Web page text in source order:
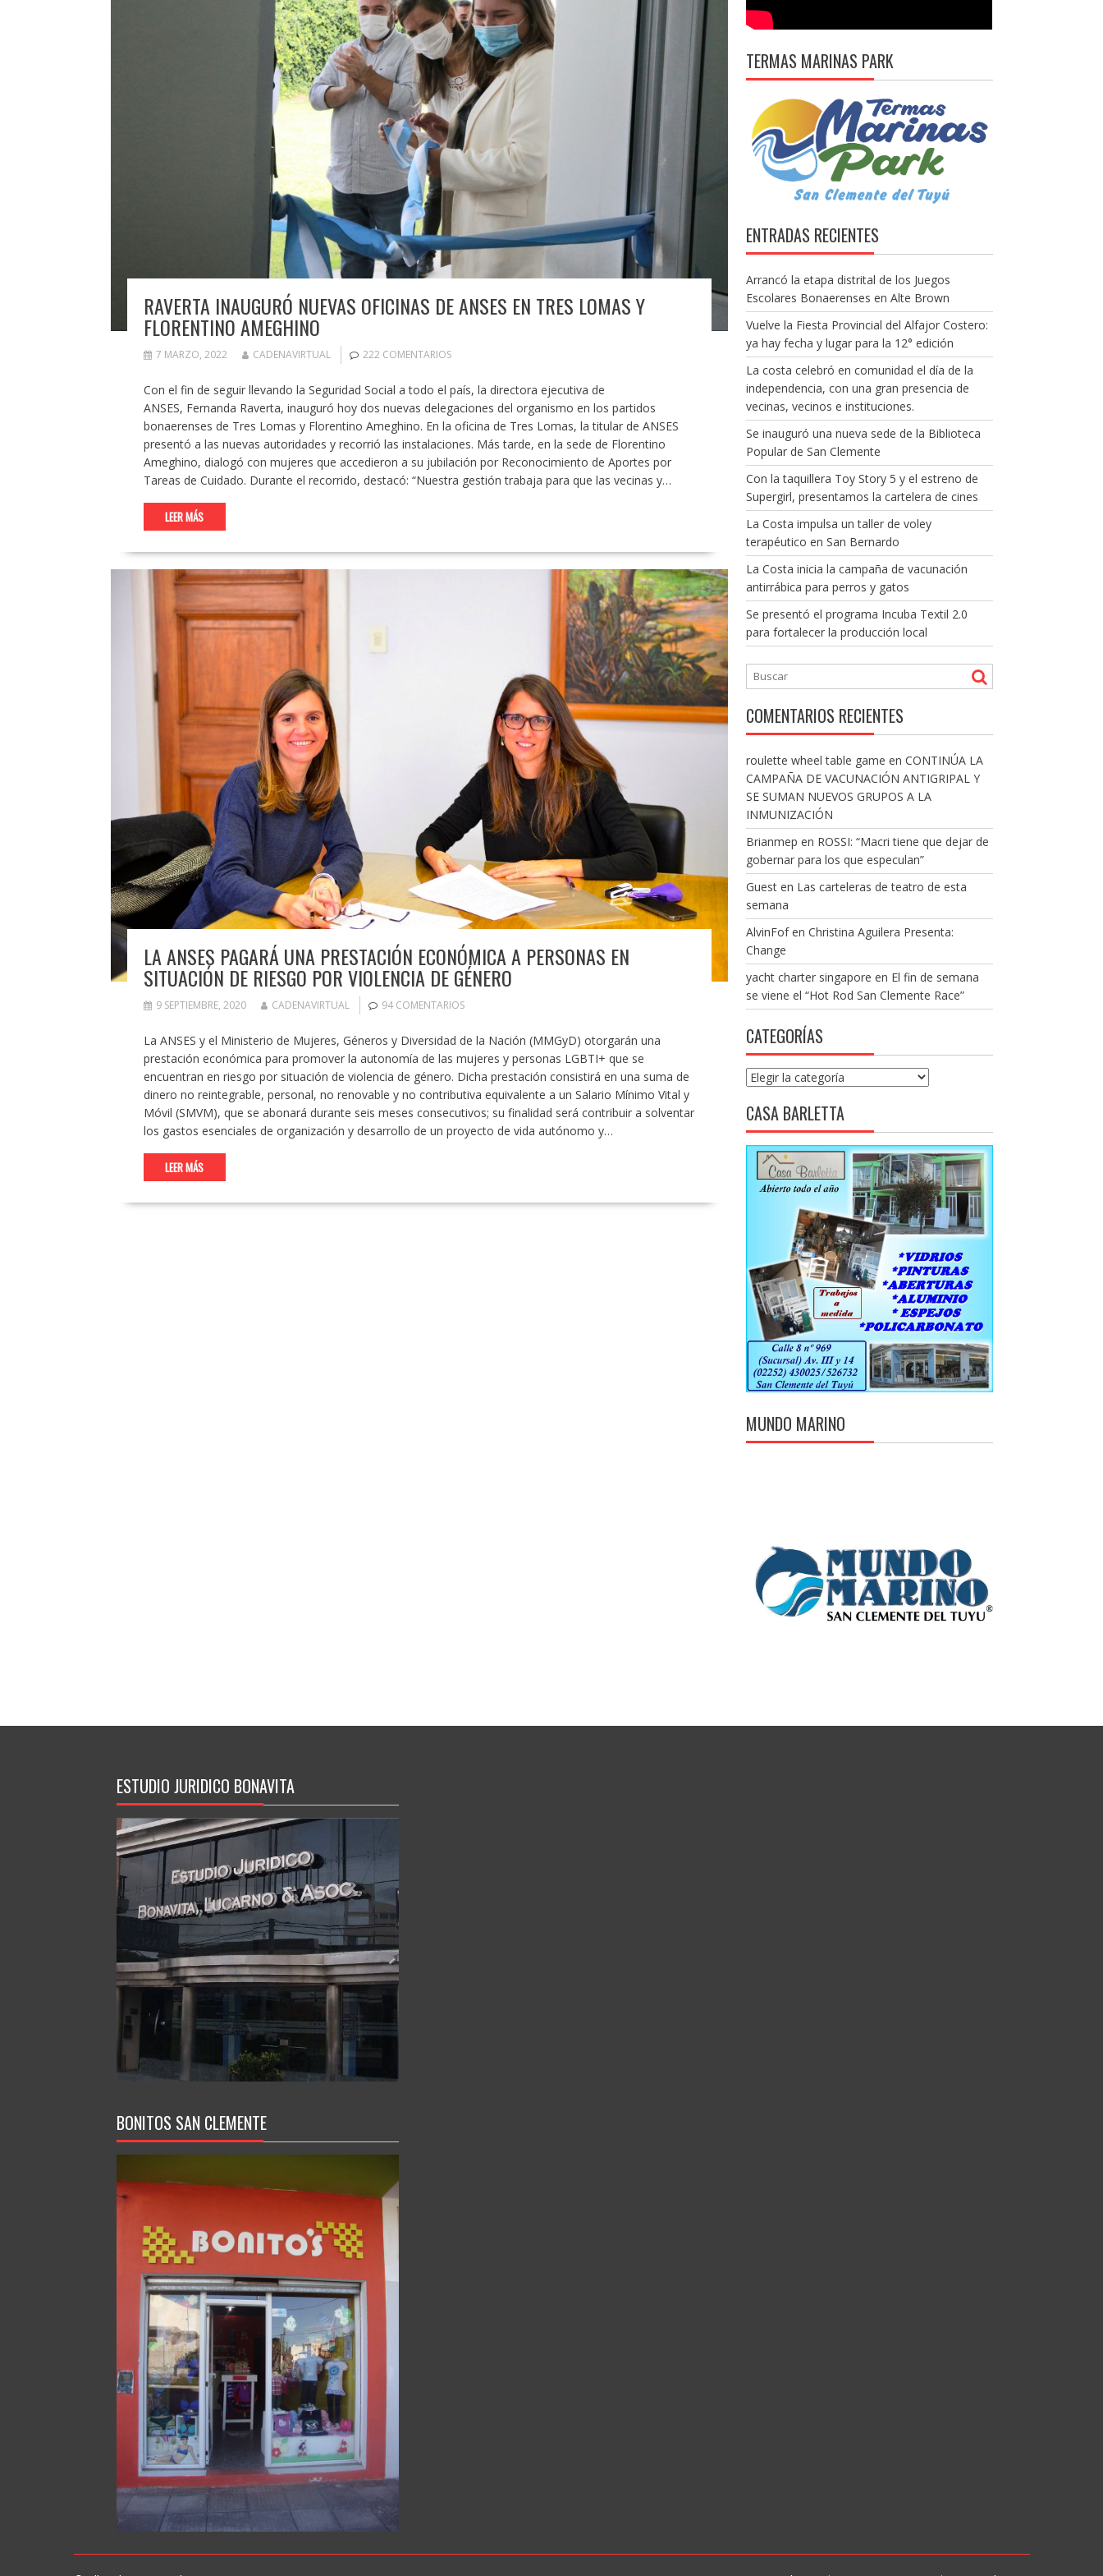
RAVERTA INAUGURÓ NUEVAS OFICINAS DE ANSES EN TRES LOMAS Y
FLORENTINO AMEGHINO
7 MARZO, 2022 CADENAVIRTUAL 222 COMENTARIOS
Con el fin de seguir llevando la Seguridad Social a todo el país, la directora ejecutiva de
ANSES, Fernanda Raverta, inauguró hoy dos nuevas delegaciones del organismo en los partidos
bonaerenses de Tres Lomas y Florentino Ameghino. En la oficina de Tres Lomas, la titular de ANSES
presentó a las nuevas autoridades y recorrió las instalaciones. Más tarde, en la sede de Florentino
Ameghino, dialogó con mujeres que accedieron a su jubilación por Reconocimiento de Aportes por
Tareas de Cuidado. Durante el recorrido, destacó: “Nuestra gestión trabaja para que las vecinas y…
LEER MÁS
LA ANSES PAGARÁ UNA PRESTACIÓN ECONÓMICA A PERSONAS EN
SITUACIÓN DE RIESGO POR VIOLENCIA DE GÉNERO
9 SEPTIEMBRE, 2020 CADENAVIRTUAL 94 COMENTARIOS
La ANSES y el Ministerio de Mujeres, Géneros y Diversidad de la Nación (MMGyD) otorgarán una
prestación económica para promover la autonomía de las mujeres y personas LGBTI+ que se
encuentran en riesgo por situación de violencia de género. Dicha prestación consistirá en una suma de
dinero no reintegrable, personal, no renovable y no contributiva equivalente a un Salario Mínimo Vital y
Móvil (SMVM), que se abonará durante seis meses consecutivos; su finalidad será contribuir a solventar
los gastos esenciales de organización y desarrollo de un proyecto de vida autónomo y…
LEER MÁS
TERMAS MARINAS PARK
ENTRADAS RECIENTES
Arrancó la etapa distrital de los Juegos
Escolares Bonaerenses en Alte Brown
Vuelve la Fiesta Provincial del Alfajor Costero:
ya hay fecha y lugar para la 12° edición
La costa celebró en comunidad el día de la
independencia, con una gran presencia de
vecinas, vecinos e instituciones.
Se inauguró una nueva sede de la Biblioteca
Popular de San Clemente
Con la taquillera Toy Story 5 y el estreno de
Supergirl, presentamos la cartelera de cines
La Costa impulsa un taller de voley
terapéutico en San Bernardo
La Costa inicia la campaña de vacunación
antirrábica para perros y gatos
Se presentó el programa Incuba Textil 2.0
para fortalecer la producción local
COMENTARIOS RECIENTES
roulette wheel table game en CONTINÚA LA
CAMPAÑA DE VACUNACIÓN ANTIGRIPAL Y
SE SUMAN NUEVOS GRUPOS A LA
INMUNIZACIÓN
Brianmep en ROSSI: “Macri tiene que dejar de
gobernar para los que especulan”
Guesten Las carteleras de teatro de esta
semana
AlvinFofen Christina Aguilera Presenta:
Change
yacht charter singapore en El fin de semana
se viene el “Hot Rod San Clemente Race”
CATEGORÍAS
Categorías
CASA BARLETTA
MUNDO MARINO
ESTUDIO JURIDICO BONAVITA
BONITOS SAN CLEMENTE